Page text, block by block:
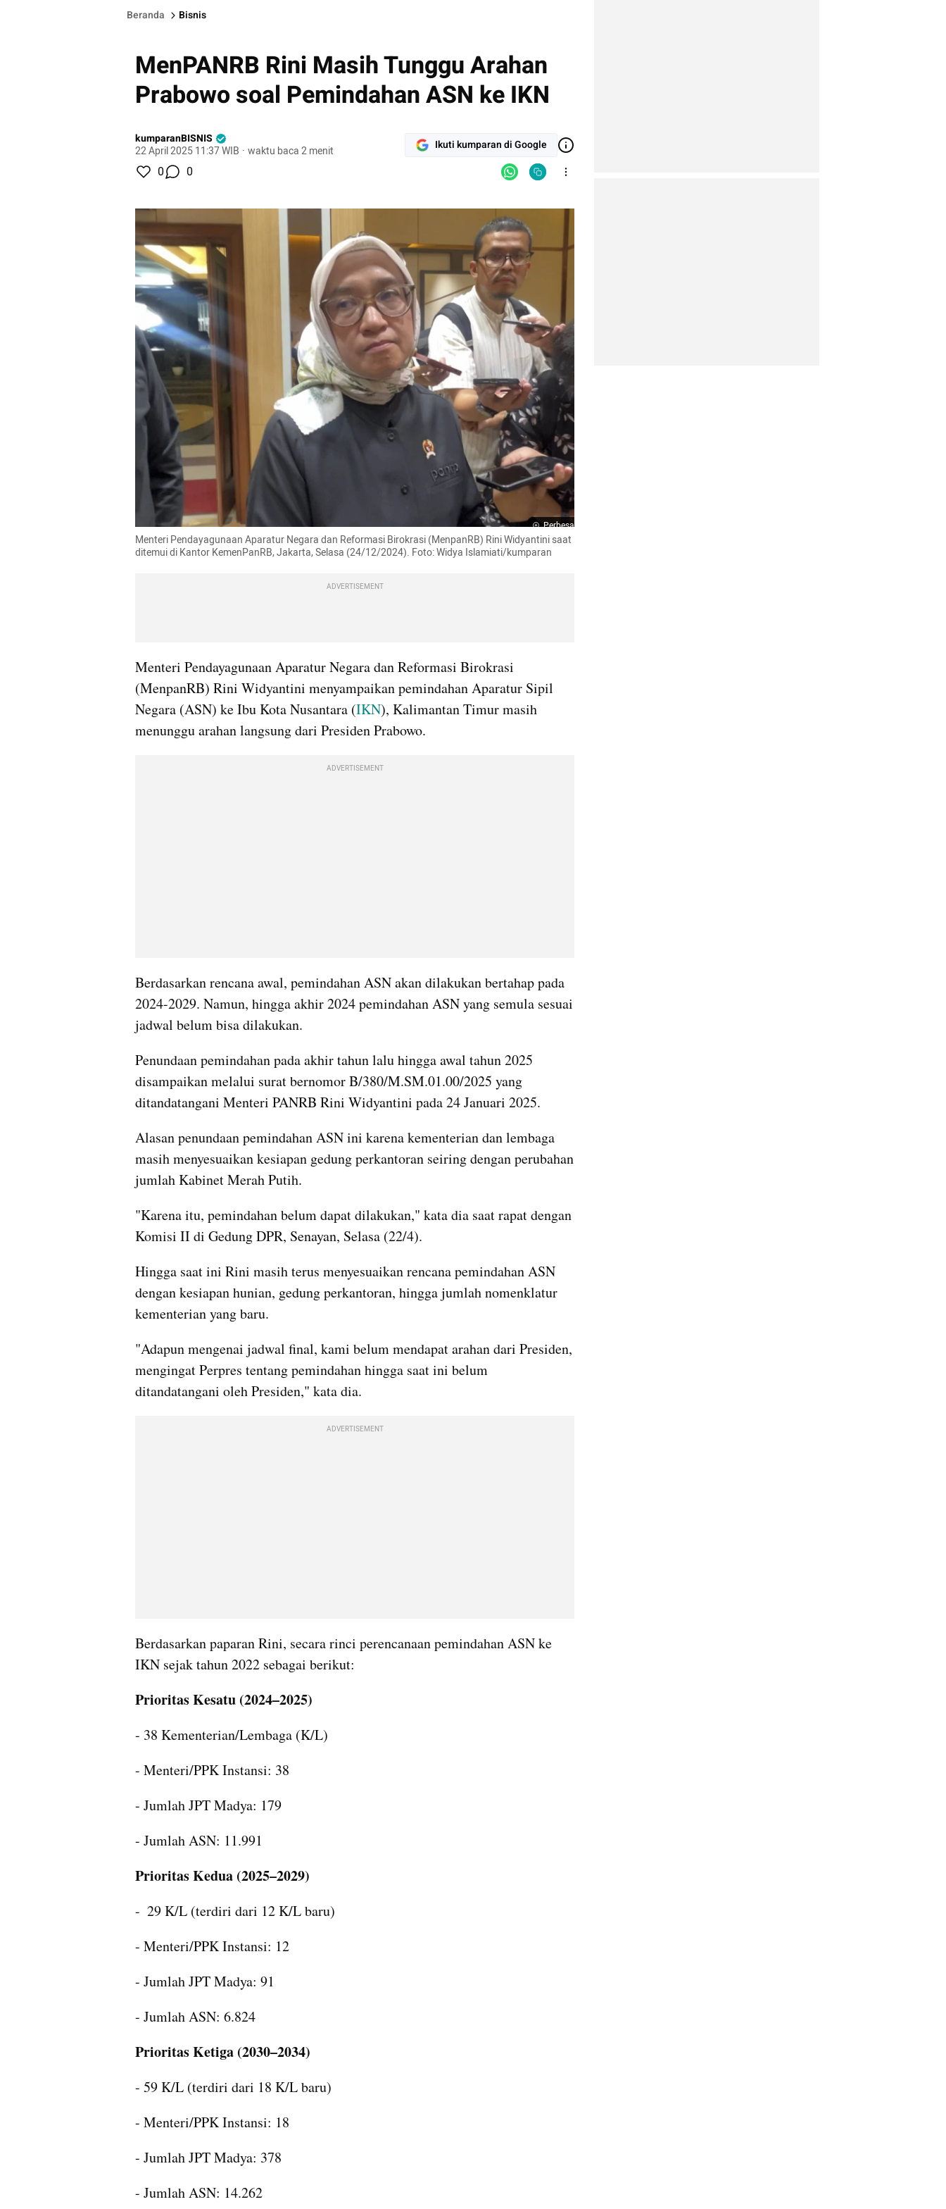
Beranda Bisnis
MenPANRB Rini Masih Tunggu Arahan
Prabowo soal Pemindahan ASN ke IKN
kumparanBISNIS
22 April 2025 11:37 WIB · waktu baca 2 menit Ikuti kumparan di Google
0 0
Perbesar
Menteri Pendayagunaan Aparatur Negara dan Reformasi Birokrasi (MenpanRB) Rini Widyantini saat
ditemui di Kantor KemenPanRB, Jakarta, Selasa (24/12/2024). Foto: Widya Islamiati/kumparan
ADVERTISEMENT
Menteri Pendayagunaan Aparatur Negara dan Reformasi Birokrasi
(MenpanRB) Rini Widyantini menyampaikan pemindahan Aparatur Sipil
Negara (ASN) ke Ibu Kota Nusantara (IKN), Kalimantan Timur masih
menunggu arahan langsung dari Presiden Prabowo.
ADVERTISEMENT
Berdasarkan rencana awal, pemindahan ASN akan dilakukan bertahap pada
2024-2029. Namun, hingga akhir 2024 pemindahan ASN yang semula sesuai
jadwal belum bisa dilakukan.
Penundaan pemindahan pada akhir tahun lalu hingga awal tahun 2025
disampaikan melalui surat bernomor B/380/M.SM.01.00/2025 yang
ditandatangani Menteri PANRB Rini Widyantini pada 24 Januari 2025.
Alasan penundaan pemindahan ASN ini karena kementerian dan lembaga
masih menyesuaikan kesiapan gedung perkantoran seiring dengan perubahan
jumlah Kabinet Merah Putih.
"Karena itu, pemindahan belum dapat dilakukan," kata dia saat rapat dengan
Komisi II di Gedung DPR, Senayan, Selasa (22/4).
Hingga saat ini Rini masih terus menyesuaikan rencana pemindahan ASN
dengan kesiapan hunian, gedung perkantoran, hingga jumlah nomenklatur
kementerian yang baru.
"Adapun mengenai jadwal final, kami belum mendapat arahan dari Presiden,
mengingat Perpres tentang pemindahan hingga saat ini belum
ditandatangani oleh Presiden," kata dia.
ADVERTISEMENT
Berdasarkan paparan Rini, secara rinci perencanaan pemindahan ASN ke
IKN sejak tahun 2022 sebagai berikut:
Prioritas Kesatu (2024–2025)
- 38 Kementerian/Lembaga (K/L)
- Menteri/PPK Instansi: 38
- Jumlah JPT Madya: 179
- Jumlah ASN: 11.991
Prioritas Kedua (2025–2029)
-  29 K/L (terdiri dari 12 K/L baru)
- Menteri/PPK Instansi: 12
- Jumlah JPT Madya: 91
- Jumlah ASN: 6.824
Prioritas Ketiga (2030–2034)
- 59 K/L (terdiri dari 18 K/L baru)
- Menteri/PPK Instansi: 18
- Jumlah JPT Madya: 378
- Jumlah ASN: 14.262